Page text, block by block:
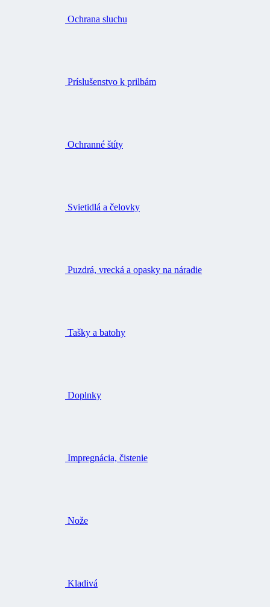
Ochrana sluchu
Príslušenstvo k prilbám
Ochranné štíty
Svietidlá a čelovky
Puzdrá, vrecká a opasky na náradie
Tašky a batohy
Doplnky
Impregnácia, čistenie
Nože
Kladivá